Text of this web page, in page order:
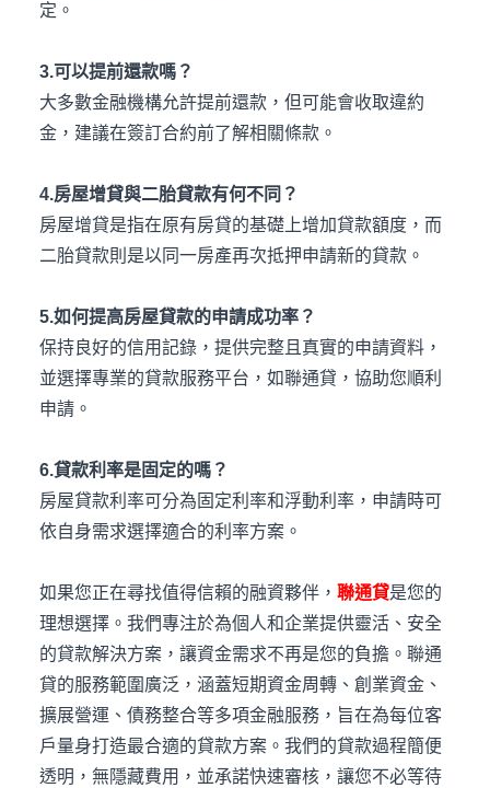
定。
3.可以提前還款嗎？
大多數金融機構允許提前還款，但可能會收取違約
金，建議在簽訂合約前了解相關條款。
4.房屋增貸與二胎貸款有何不同？
房屋增貸是指在原有房貸的基礎上增加貸款額度，而
二胎貸款則是以同一房產再次抵押申請新的貸款。
5.如何提高房屋貸款的申請成功率？
保持良好的信用記錄，提供完整且真實的申請資料，
並選擇專業的貸款服務平台，如聯通貸，協助您順利
申請。
6.貸款利率是固定的嗎？
房屋貸款利率可分為固定利率和浮動利率，申請時可
依自身需求選擇適合的利率方案。
如果您正在尋找值得信賴的融資夥伴， 聯通貸是您的
理想選擇。我們專注於為個人和企業提供靈活、安全
的貸款解決方案，讓資金需求不再是您的負擔。聯通
貸的服務範圍廣泛，涵蓋短期資金周轉、創業資金、
擴展營運、債務整合等多項金融服務，旨在為每位客
戶量身打造最合適的貸款方案。我們的貸款過程簡便
透明，無隱藏費用，並承諾快速審核，讓您不必等待